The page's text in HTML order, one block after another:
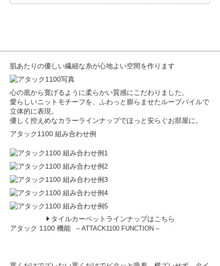
肌あたりの優しい繊細な糸が心地よい空間を作ります
心の底から寛げるように柔らかい質感にこだわりました。
愛らしいニットモチーフを、ふわっと膨らませたループパイルで
立体的に表現。
優しく控えめなカラーラインナップでほっと安らぐお部屋に。
アタック1100 組み合わせ例
タイルカーペットラインナップはこちら
アタック 1100 機能 – ATTACK1100 FUNCTION –